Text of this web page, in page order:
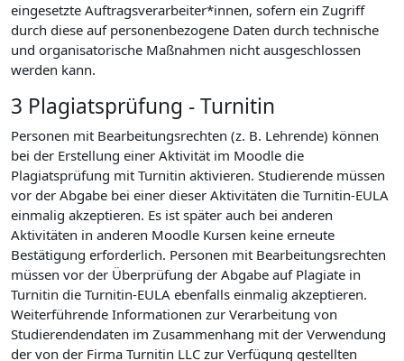
eingesetzte Auftragsverarbeiter*innen, sofern ein Zugriff
durch diese auf personenbezogene Daten durch technische
und organisatorische Maßnahmen nicht ausgeschlossen
werden kann.
3 Plagiatsprüfung - Turnitin
Personen mit Bearbeitungsrechten (z. B. Lehrende) können
bei der Erstellung einer Aktivität im Moodle die
Plagiatsprüfung mit Turnitin aktivieren. Studierende müssen
vor der Abgabe bei einer dieser Aktivitäten die Turnitin-EULA
einmalig akzeptieren. Es ist später auch bei anderen
Aktivitäten in anderen Moodle Kursen keine erneute
Bestätigung erforderlich. Personen mit Bearbeitungsrechten
müssen vor der Überprüfung der Abgabe auf Plagiate in
Turnitin die Turnitin-EULA ebenfalls einmalig akzeptieren.
Weiterführende Informationen zur Verarbeitung von
Studierendendaten im Zusammenhang mit der Verwendung
der von der Firma Turnitin LLC zur Verfügung gestellten